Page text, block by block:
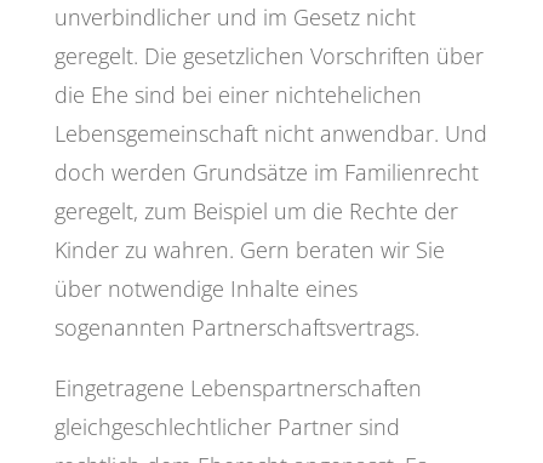
unverbindlicher und im Gesetz nicht
geregelt. Die gesetzlichen Vorschriften über
die Ehe sind bei einer nichtehelichen
Lebensgemeinschaft nicht anwendbar. Und
doch werden Grundsätze im Familienrecht
geregelt, zum Beispiel um die Rechte der
Kinder zu wahren. Gern beraten wir Sie
über notwendige Inhalte eines
sogenannten Partnerschaftsvertrags.
Eingetragene Lebenspartnerschaften
gleichgeschlechtlicher Partner sind